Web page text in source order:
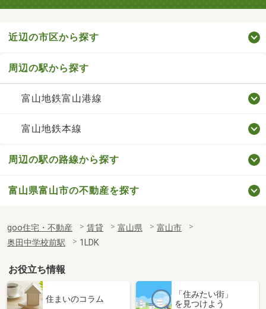
近辺の市区から探す
周辺の駅から探す
富山地鉄富山港線
富山地鉄本線
周辺の駅の路線から探す
富山県富山市の不動産を探す
goo住宅・不動産 賃貸 富山県
富山市
奥田中学校前駅
1LDK
お役立ち情報
住まいのコラム
「住みたい街」
を見つけよう